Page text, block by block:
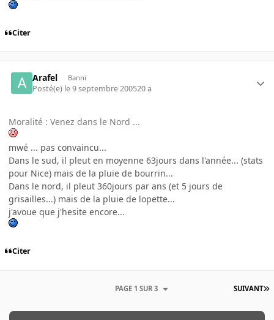
Citer
Arafel Banni
Posté(e) le 9 septembre 200520 a
Moralité : Venez dans le Nord ...
mwé ... pas convaincu...
Dans le sud, il pleut en moyenne 63jours dans l'année... (stats
pour Nice) mais de la pluie de bourrin...
Dans le nord, il pleut 360jours par ans (et 5 jours de
grisailles...) mais de la pluie de lopette...
j'avoue que j'hesite encore...
Citer
SUIVANT
PAGE 1 SUR 3